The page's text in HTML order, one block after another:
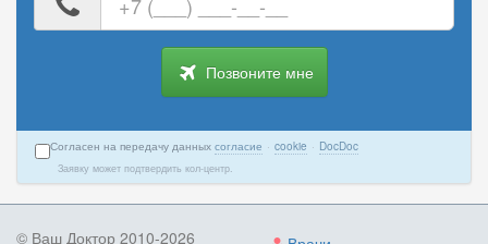
номер
телефона
Позвоните мне
Согласен на передачу данных согласие · cookie · DocDoc
Заявку может подтвердить кол-центр.
© Ваш Доктор 2010-2026